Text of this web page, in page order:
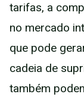
tarifas, a
no mercado
que pode
cadeia de
também